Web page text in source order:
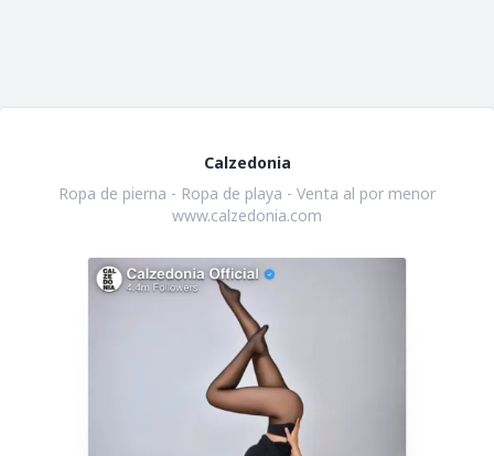
Calzedonia
Ropa de pierna - Ropa de playa - Venta al por menor
www.calzedonia.com